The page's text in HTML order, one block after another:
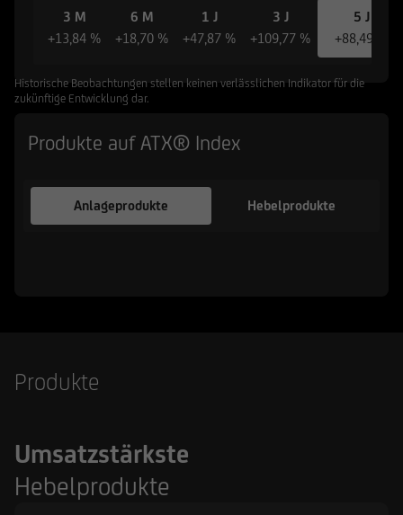
3 M
+13,84 %
6 M
+18,70 %
1 J
+47,87 %
3 J
+109,77 %
5 J
+88,49 %
Historische Beobachtungen stellen keinen verlässlichen Indikator für die
zukünftige Entwicklung dar.
Produkte auf ATX® Index
Anlageprodukte Hebelprodukte
Produkte
Umsatzstärkste
Hebelprodukte